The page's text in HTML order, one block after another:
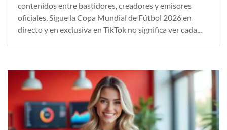
contenidos entre bastidores, creadores y emisores
oficiales. Sigue la Copa Mundial de Fútbol 2026 en
directo y en exclusiva en TikTok no significa ver cada...